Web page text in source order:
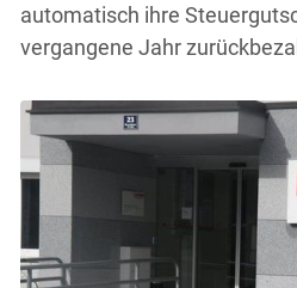
automatisch ihre
vergangene Jahr